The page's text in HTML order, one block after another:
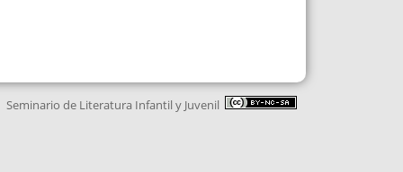
Seminario de Literatura Infantil y Juvenil